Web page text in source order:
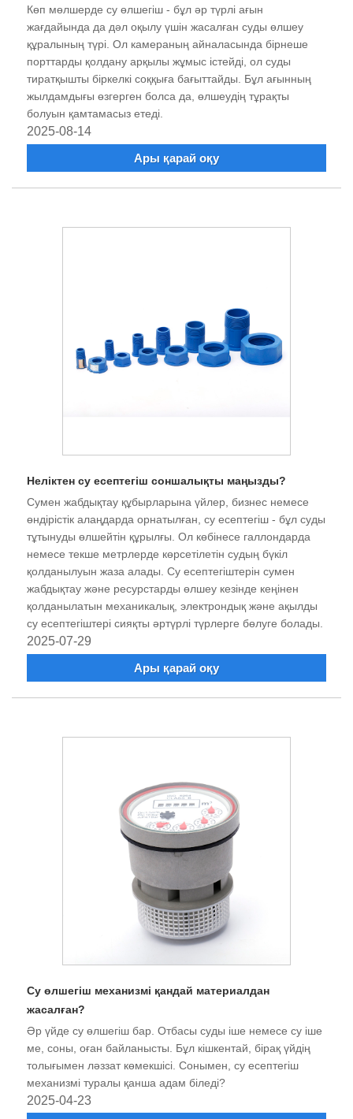
Көп мөлшерде су өлшегіш - бұл әр түрлі ағын
жағдайында да дәл оқылу үшін жасалған суды өлшеу
құралының түрі. Ол камераның айналасында бірнеше
порттарды қолдану арқылы жұмыс істейді, ол суды
тиратқышты біркелкі соққыға бағыттайды. Бұл ағынның
жылдамдығы өзгерген болса да, өлшеудің тұрақты
болуын қамтамасыз етеді.
2025-08-14
Ары қарай оқу
Неліктен су есептегіш соншалықты маңызды?
Сумен жабдықтау құбырларына үйлер, бизнес немесе
өндірістік алаңдарда орнатылған, су есептегіш - бұл суды
тұтынуды өлшейтін құрылғы. Ол көбінесе галлондарда
немесе текше метрлерде көрсетілетін судың бүкіл
қолданылуын жаза алады. Су есептегіштерін сумен
жабдықтау және ресурстарды өлшеу кезінде кеңінен
қолданылатын механикалық, электрондық және ақылды
су есептегіштері сияқты әртүрлі түрлерге бөлуге болады.
2025-07-29
Ары қарай оқу
Су өлшегіш механизмі қандай материалдан
жасалған?
Әр үйде су өлшегіш бар. Отбасы суды іше немесе су іше
ме, соны, оған байланысты. Бұл кішкентай, бірақ үйдің
толығымен ләззат көмекшісі. Сонымен, су есептегіш
механизмі туралы қанша адам біледі?
2025-04-23